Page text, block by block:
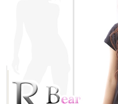
１．透過由恩沛科技股份有限公司提供
易，需依本服務之必要範圍內提供個人
２．關於個人資料處理事宜，請瀏覽以下
３．未成年的使用者請事先徵得法定代
「AFTEE先享後付」，若未經同意申辦
４．使用「AFTEE先享後付」時，將依
時審查核予不同之上限額度；若仍有額度
請求用戶進行身份認證。
５．嚴禁一人註冊多個帳號或使用他人
每筆NT$100，滿NT$1,000(含以上)